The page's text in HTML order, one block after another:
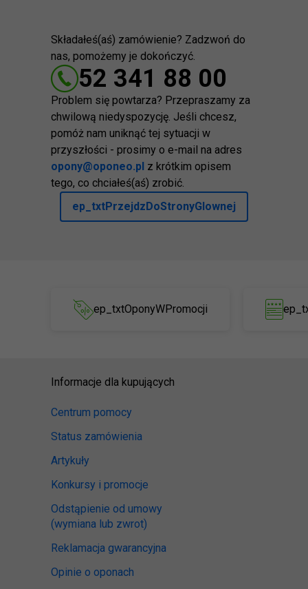
Składałeś(aś) zamówienie? Zadzwoń do
nas, pomożemy je dokończyć.
52 341 88 00
Problem się powtarza? Przepraszamy za
chwilową niedyspozycję. Jeśli chcesz,
pomóż nam uniknąć tej sytuacji w
przyszłości - prosimy o e-mail na adres
opony@oponeo.pl z krótkim opisem
tego, co chciałeś(aś) zrobić.
ep_txtPrzejdzDoStronyGlownej
ep_txtOponyWPromocji
Informacje dla kupujących
Centrum pomocy
Status zamówienia
Artykuły
Konkursy i promocje
Odstąpienie od umowy
(wymiana lub zwrot)
Reklamacja gwarancyjna
Opinie o oponach